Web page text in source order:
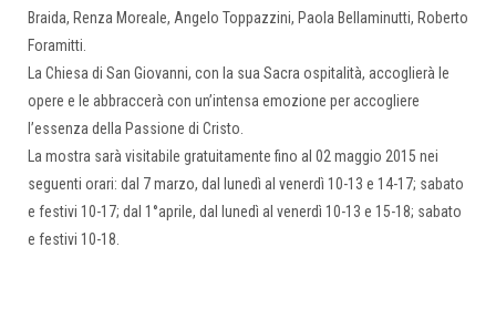
Braida, Renza Moreale, Angelo Toppazzini, Paola Bellaminutti, Roberto
Foramitti.
La Chiesa di San Giovanni, con la sua Sacra ospitalità, accoglierà le
opere e le abbraccerà con un’intensa emozione per accogliere
l’essenza della Passione di Cristo.
La mostra sarà visitabile gratuitamente fino al 02 maggio 2015 nei
seguenti orari: dal 7 marzo, dal lunedì al venerdì 10-13 e 14-17; sabato
e festivi 10-17; dal 1°aprile, dal lunedì al venerdì 10-13 e 15-18; sabato
e festivi 10-18.